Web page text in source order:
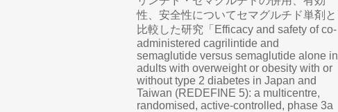
性、安全性についてセマグルチド単剤と
比較した研究「Efficacy and safety of co-
administered cagrilintide and
semaglutide versus semaglutide alone in
adults with overweight or obesity with or
without type 2 diabetes in Japan and
Taiwan (REDEFINE 5): a multicentre,
randomised, active-controlled, phase 3a